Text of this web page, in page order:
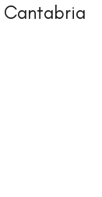
Cantabria